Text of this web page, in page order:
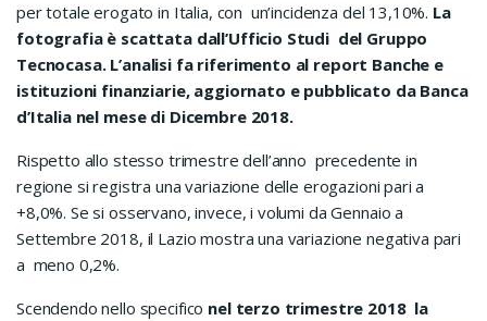
per totale erogato in Italia, con un’incidenza del 13,10%. La
fotografia è scattata dall’Ufficio Studi del Gruppo
Tecnocasa. L’analisi fa riferimento al report Banche e
istituzioni finanziarie, aggiornato e pubblicato da Banca
d’Italia nel mese di Dicembre 2018.
Rispetto allo stesso trimestre dell’anno precedente in
regione si registra una variazione delle erogazioni pari a
+8,0%. Se si osservano, invece, i volumi da Gennaio a
Settembre 2018, il Lazio mostra una variazione negativa pari
a meno 0,2%.
Scendendo nello specifico nel terzo trimestre 2018 la